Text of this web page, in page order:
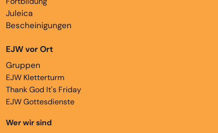
Juleica
Bescheinigungen
EJW vor Ort
Gruppen
EJW Kletterturm
Thank God It's Friday
EJW Gottesdienste
Wer wir sind